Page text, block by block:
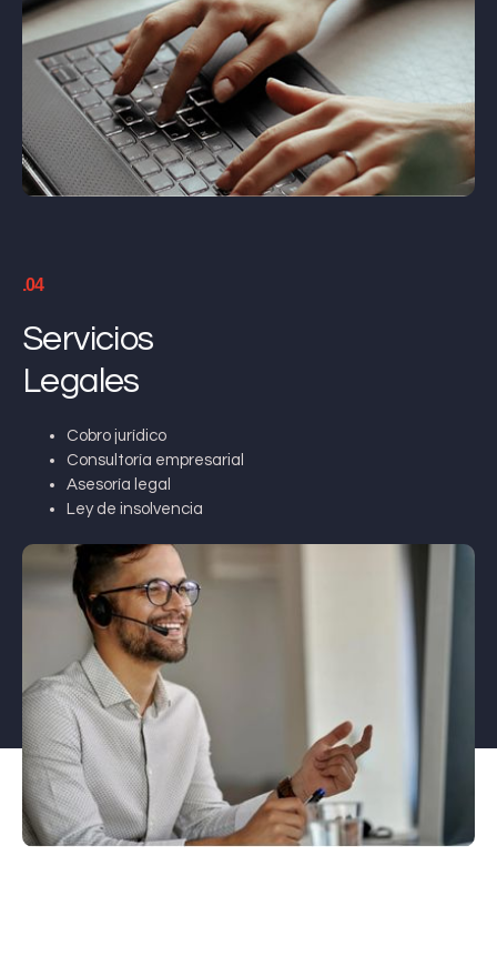
.04
Servicios
Legales
Cobro jurídico
Consultoría empresarial
Asesoría legal
Ley de insolvencia